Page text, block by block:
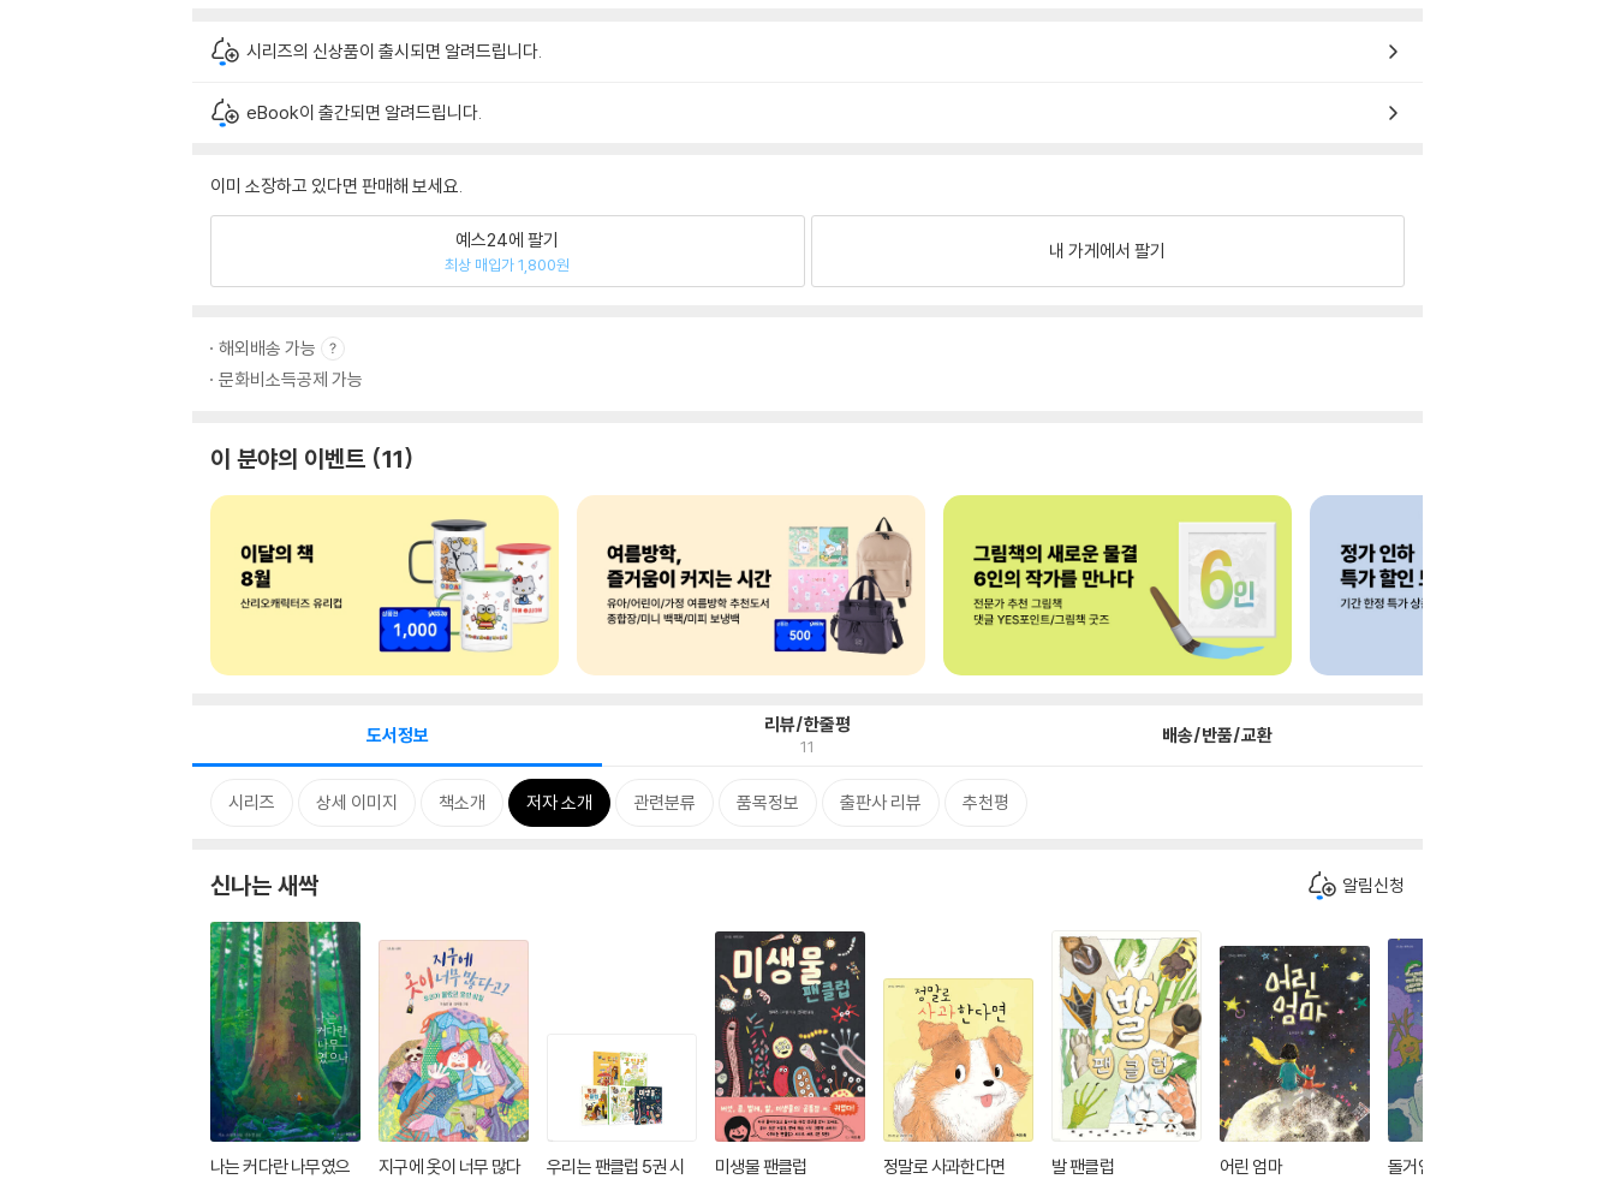
시리즈의 신상품이 출시되면 알려드립니다.
eBook이 출간되면 알려드립니다.
이미 소장하고 있다면 판매해 보세요.
예스24에 팔기
최상 매입가 1,800원
내 가게에서 팔기
해외배송 가능
문화비소득공제 가능
이 분야의 이벤트 11
도서정보 리뷰/한줄평
11 배송/반품/교환
시리즈 상세 이미지 책소개 저자 소개 관련분류 품목정보 출판사 리뷰 추천평
신나는 새싹 알림신청
나는 커다란 나무였으
지구에 옷이 너무 많다
우리는 팬클럽 5권 시
미생물 팬클럽 정말로 사과한다면 발 팬클럽 어린 엄마 돌거인과 아기